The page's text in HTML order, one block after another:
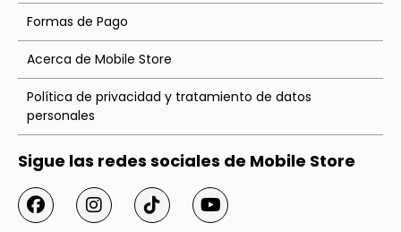
Formas de Pago
Acerca de Mobile Store
Política de privacidad y tratamiento de datos
personales
Sigue las redes sociales de Mobile Store